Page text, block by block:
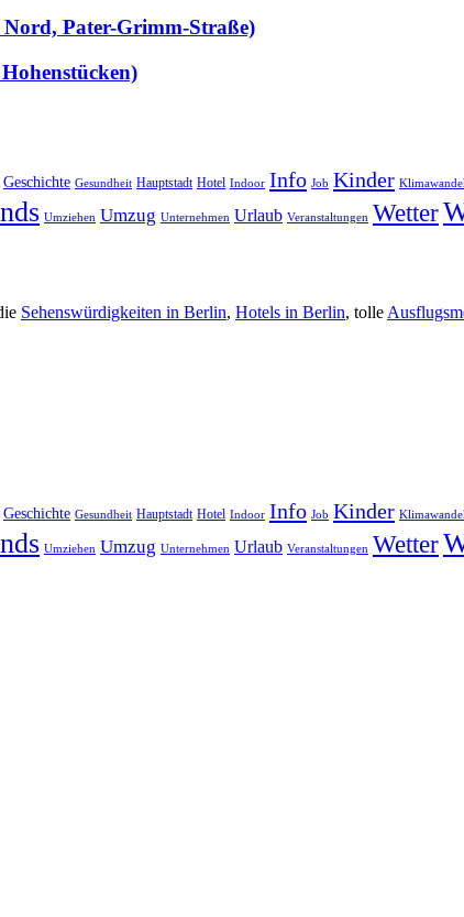
Nord, Pater-Grimm-Straße)
Geschichte Gesundheit Hauptstadt Hotel Indoor Info Job Kinder Klimawandel
Umziehen Umzug Unternehmen Urlaub Veranstaltungen Wetter
Sehenswürdigkeiten in Berlin, Hotels in Berlin, tolle
Geschichte Gesundheit Hauptstadt Hotel Indoor Info Job Kinder
Umziehen Umzug Unternehmen Urlaub Veranstaltungen Wetter